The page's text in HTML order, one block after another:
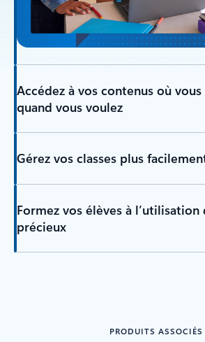
Accédez à vos contenus où
quand vous voulez
Gérez vos classes plus
Formez vos élèves à l’utilisation
précieux
PRODUITS ASSOCIÉS